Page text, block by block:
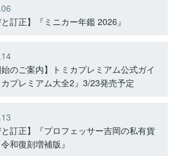
と訂正】『ミニカー年鑑 2026』
始のご案内】トミカプレミアム公式ガイ
カプレミアム大全2』3/23発売予定
と訂正】『プロフェッサー吉岡の私有貨
和復刻増補版』